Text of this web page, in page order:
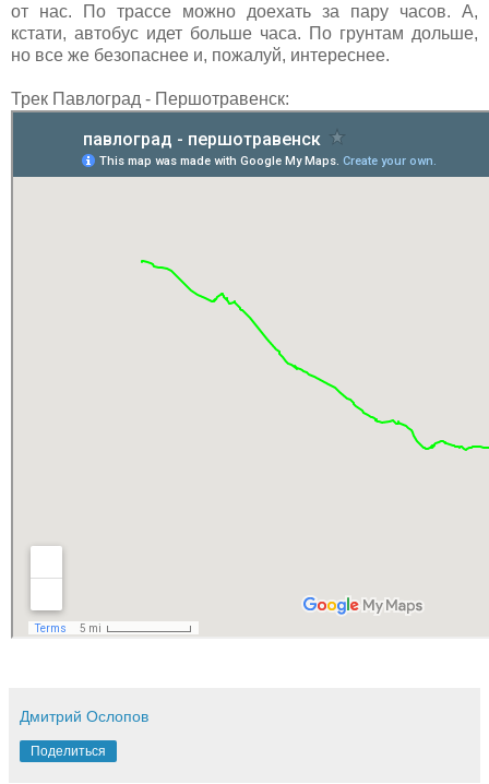
от нас. По трассе можно доехать за пару часов. А,
кстати, автобус идет больше часа. По грунтам дольше,
но все же безопаснее и, пожалуй, интереснее.
Трек Павлоград - Першотравенск:
Дмитрий Ослопов
Поделиться